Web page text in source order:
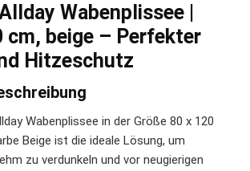
Wabenplissee |
cm, beige – Perfekter
Hitzeschutz
Wabenplissee in der Größe 80 x 120
Beige ist die ideale Lösung, um
zu verdunkeln und vor neugierigen